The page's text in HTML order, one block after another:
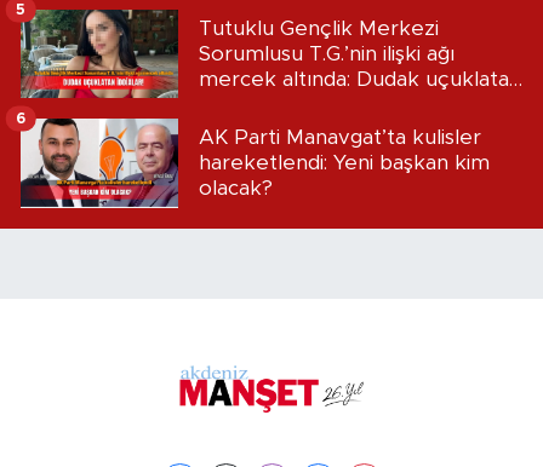
Tutuklu Gençlik Merkezi
Sorumlusu T.G.’nin ilişki ağı
mercek altında: Dudak uçuklatan
5
AK Parti Manavgat’ta kulisler
hareketlendi: Yeni başkan kim
olacak?
6